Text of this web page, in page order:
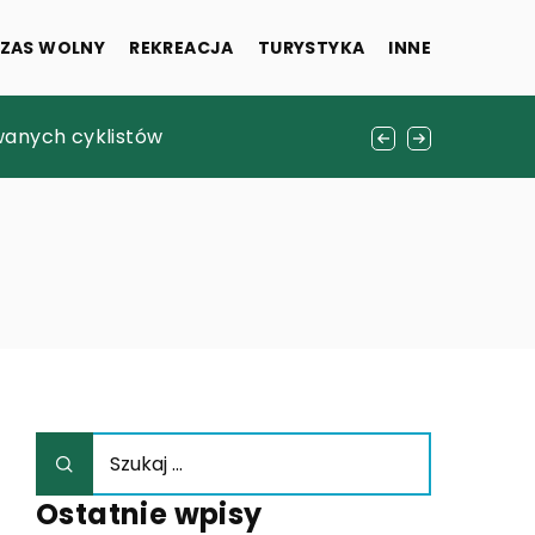
WOLNY REKREACJA TURYSTYKA INNE
cyklistów
Ostatnie wpisy